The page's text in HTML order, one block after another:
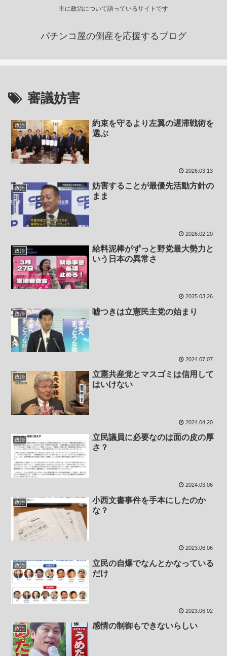
主に政治について語っているサイトです
パチンコ屋の倒産を応援するブログ
審議妨害
政治
約束を守るより左翼の遅滞戦術を
選ぶ
2026.03.13
政治
妨害することが最優先活動方針の
まま
2026.02.20
政治
給料泥棒がずっと野党最大勢力と
いう日本の異常さ
2025.03.26
政治 嘘つきは立憲民主党の始まり
2024.07.07
政治
立憲共産党とマスゴミは信用して
はいけない
2024.04.20
政治
立民議員に必要なのは面の皮の厚
さ？
2024.03.06
政治
小西文書事件を手本にしたのか
な？
2023.06.06
政治
立民の自爆でなんとかなっている
だけ
2023.06.02
政治 感情の制御もできないらしい